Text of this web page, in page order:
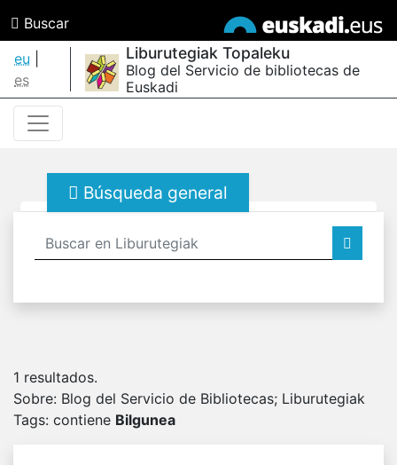
Buscar
eu
es
Liburutegiak Topaleku
Blog del Servicio de bibliotecas de
Euskadi
Búsqueda general
1 resultados.
Sobre: Blog del Servicio de Bibliotecas; Liburutegiak
Tags: contiene Bilgunea